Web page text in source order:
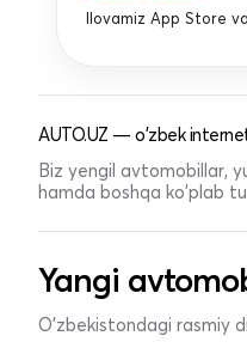
Ilovamiz App Store
AUTO.UZ — o'zbek
Biz yengil avtomobillar,
hamda boshqa ko'plab
Yangi
O'zbekistondagi rasmiy